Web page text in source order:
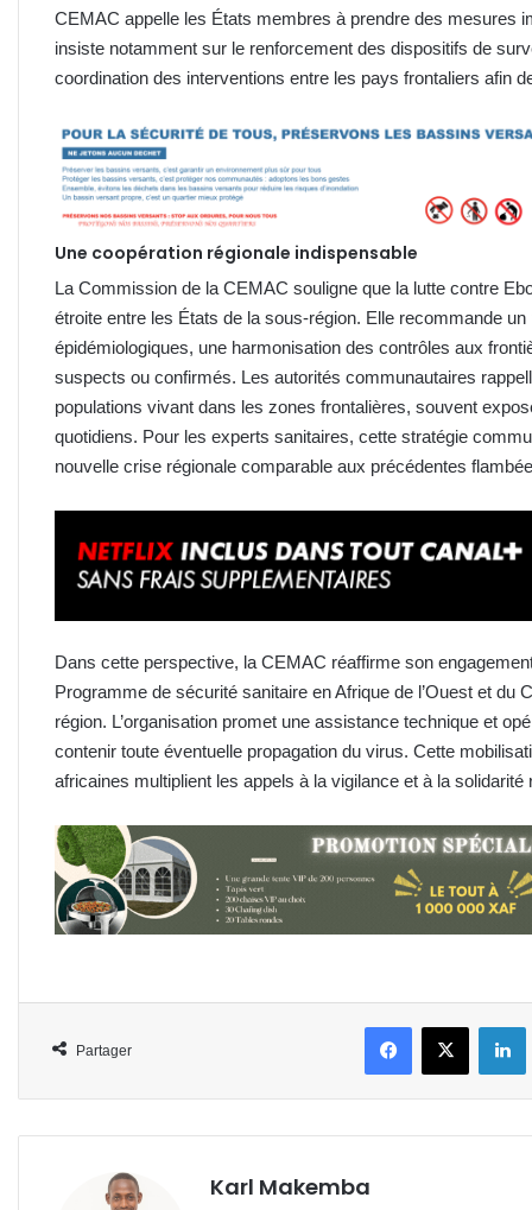
CEMAC appelle les États membres à prendre des mesures
insiste notamment sur le renforcement des dispositifs de
coordination des interventions entre les pays frontaliers afin
Une coopération régionale indispensable
La Commission de la CEMAC souligne que la lutte contre
étroite entre les États de la sous-région. Elle recommande
épidémiologiques, une harmonisation des contrôles aux
suspects ou confirmés. Les autorités communautaires
populations vivant dans les zones frontalières, souvent
quotidiens. Pour les experts sanitaires, cette stratégie
nouvelle crise régionale comparable aux précédentes
Dans cette perspective, la CEMAC réaffirme son
Programme de sécurité sanitaire en Afrique de l’Ouest et
région. L’organisation promet une assistance technique et
contenir toute éventuelle propagation du virus. Cette
africaines multiplient les appels à la vigilance et à la
Partager
FacebookX
Karl Makemba